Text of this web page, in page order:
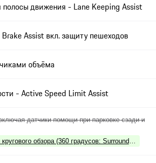
движения - Lane Keeping Assist
Assist вкл. защиту пешеходов
объёма
- Active Speed Limit Assist
датчики помощи при парковке сзади и
обзора (360 градусов: Surround